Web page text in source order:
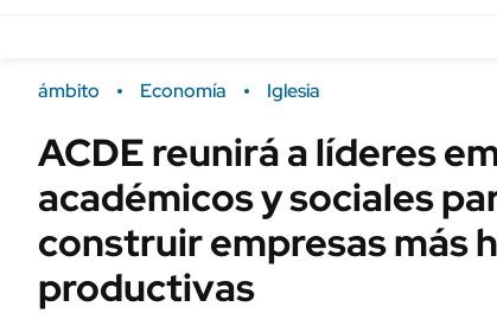
Campo
FINANZAS
Dólar
ÁMBITO DEBATE
Sustentabilidad
Seguros
ENERGY REPORT
POLÍTICA
ámbito Economía Iglesia
ACDE reunirá a líderes
académicos y sociales
construir empresas más
productivas